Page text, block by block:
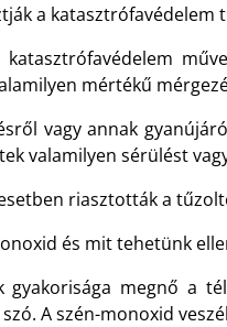
a
mértékű
vagy annak
valamilyen sérülést
riasztották a
és mit tehetünk
gyakorisága megnő a
A szén-monoxid